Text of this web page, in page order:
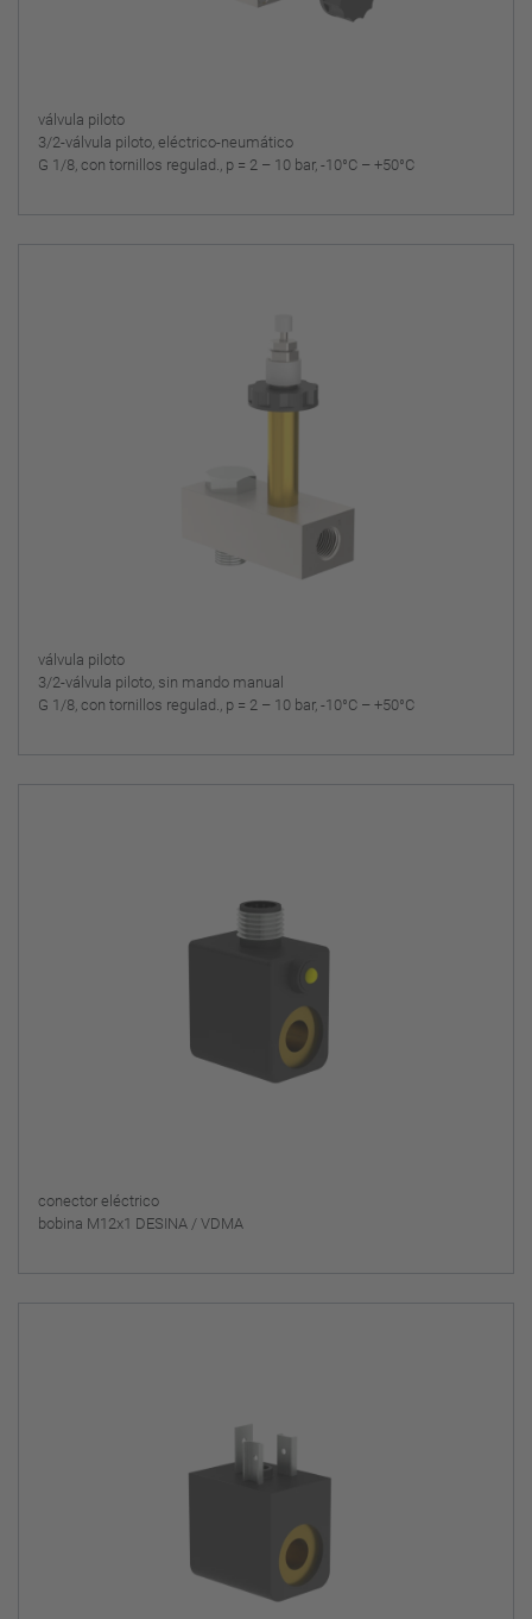
válvula piloto
3/2-válvula piloto, eléctrico-neumático
G 1/8, con tornillos regulad., p = 2 – 10 bar, -10°C – +50°C
válvula piloto
3/2-válvula piloto, sin mando manual
G 1/8, con tornillos regulad., p = 2 – 10 bar, -10°C – +50°C
conector eléctrico
bobina M12x1 DESINA / VDMA